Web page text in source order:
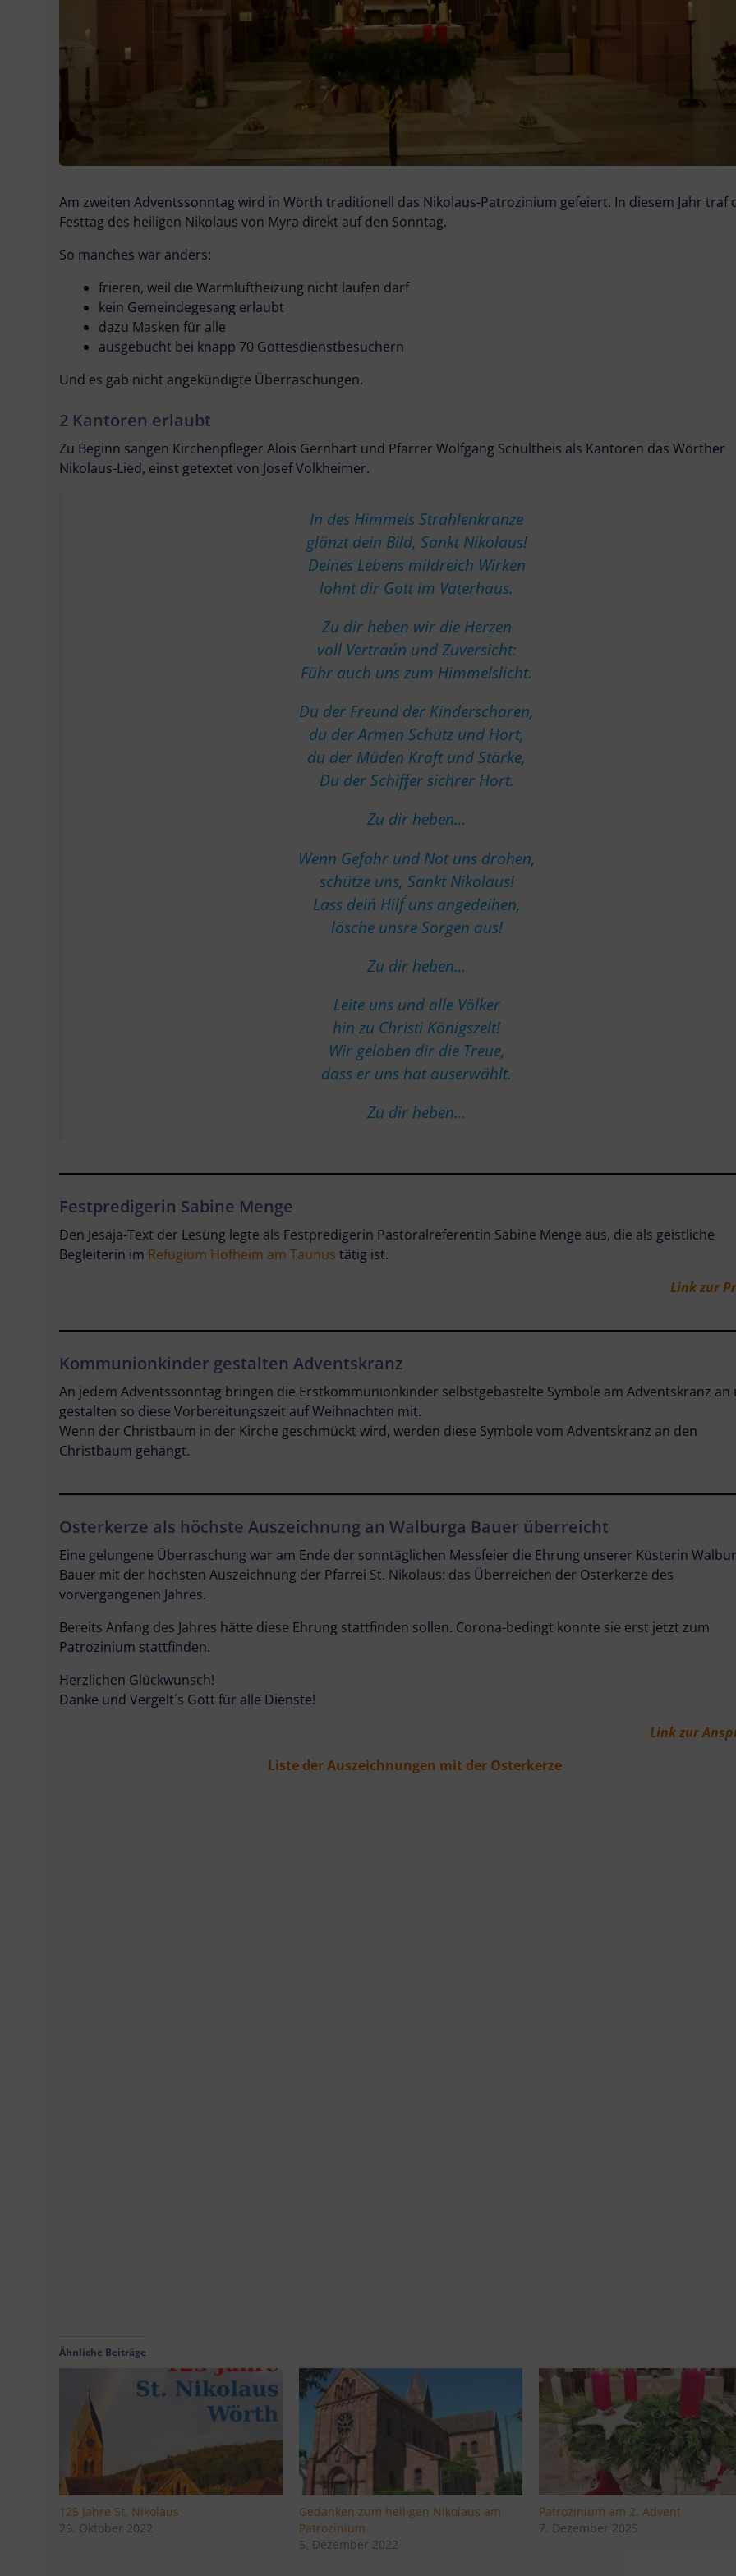
Am zweiten Adventssonntag wird in Wörth traditionell das Nikolaus-Patrozinium gefeiert. In diesem Jahr traf
Festtag des heiligen Nikolaus von Myra direkt auf den Sonntag.
So manches war anders:
frieren, weil die Warmluftheizung nicht laufen darf
kein Gemeindegesang erlaubt
dazu Masken für alle
ausgebucht bei knapp 70 Gottesdienstbesuchern
Und es gab nicht angekündigte Überraschungen.
2 Kantoren erlaubt
Zu Beginn sangen Kirchenpfleger Alois Gernhart und Pfarrer Wolfgang Schultheis als Kantoren das Wörther
Nikolaus-Lied, einst getextet von Josef Volkheimer.
In des Himmels Strahlenkranze
glänzt dein Bild, Sankt Nikolaus!
Deines Lebens mildreich Wirken
lohnt dir Gott im Vaterhaus.
Zu dir heben wir die Herzen
voll Vertrau´n und Zuversicht:
Führ auch uns zum Himmelslicht.
Du der Freund der Kinderscharen,
du der Armen Schutz und Hort,
du der Müden Kraft und Stärke,
Du der Schiffer sichrer Hort.
Zu dir heben…
Wenn Gefahr und Not uns drohen,
schütze uns, Sankt Nikolaus!
Lass dein´ Hilf´ uns angedeihen,
lösche unsre Sorgen aus!
Zu dir heben…
Leite uns und alle Völker
hin zu Christi Königszelt!
Wir geloben dir die Treue,
dass er uns hat auserwählt.
Zu dir heben…
Festpredigerin Sabine Menge
Den Jesaja-Text der Lesung legte als Festpredigerin Pastoralreferentin Sabine Menge aus, die als geistliche
Begleiterin im Refugium Hofheim am Taunus tätig ist.
Link zur
Kommunionkinder gestalten Adventskranz
An jedem Adventssonntag bringen die Erstkommunionkinder selbstgebastelte Symbole am Adventskranz an
gestalten so diese Vorbereitungszeit auf Weihnachten mit.
Wenn der Christbaum in der Kirche geschmückt wird, werden diese Symbole vom Adventskranz an den
Christbaum gehängt.
Osterkerze als höchste Auszeichnung an Walburga Bauer überreicht
Eine gelungene Überraschung war am Ende der sonntäglichen Messfeier die Ehrung unserer Küsterin
Bauer mit der höchsten Auszeichnung der Pfarrei St. Nikolaus: das Überreichen der Osterkerze des
vorvergangenen Jahres.
Bereits Anfang des Jahres hätte diese Ehrung stattfinden sollen. Corona-bedingt konnte sie erst jetzt zum
Patrozinium stattfinden.
Herzlichen Glückwunsch!
Danke und Vergelt´s Gott für alle Dienste!
Link zur
Liste der Auszeichnungen mit der Osterkerze
Ähnliche Beiträge
125 Jahre St. Nikolaus
29. Oktober 2022
Gedanken zum heiligen Nikolaus am
Patrozinium
5. Dezember 2022
Patrozinium am 2. Advent
7. Dezember 2025